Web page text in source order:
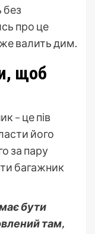
без
про це
валить дим.
щоб
– це пів
його
за пару
багажник
бути
там,